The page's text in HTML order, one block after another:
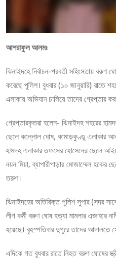
আশরাফুল আলমঃ
ঝিনাইদহে নির্বাচন-পরবর্তী সহিংসতায়
করেছে পুলিশ। বুধবার (১০ জানুয়ারি) রাতে
এলাকায় অভিযান চালিয়ে তাদের গ্রেপ্তার
গ্রেপ্তারকৃতরা হলেন- ঝিনাইদহ শহরের
ছেলে কল্লোল ঘোষ, কামাড়কুণ্ডু এলাকার
হামদহ এলাকার তফসের হোসেনের ছেলে
নয়ন মিয়া, ব্যাপারীপাড়ার মোজাম্মেল হকের
তরুণ।
ঝিনাইদহের অতিরিক্ত পুলিশ সুপার (সদর
লীগ কর্মী বরুণ ঘোষ হত্যা মামলার এজাহার
হয়েছে। বৃহস্পতিবার দুপুরে তাদের আদালতে
এদিকে গত বুধবার রাতে নিহত বরুণ ঘোষের